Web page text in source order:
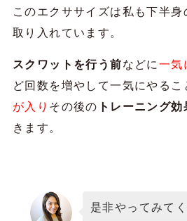
このエクササイズは私も下半
取り入れています。
スクワットを行う前などに一気
ど回数を増やして一気にやるこ
が入り その後の トレーニング
きます。
是非やってみてく